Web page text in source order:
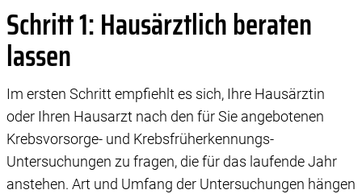
Schritt 1: Hausärztlich beraten
lassen
Im ersten Schritt empfiehlt es sich, Ihre Hausärztin
oder Ihren Hausarzt nach den für Sie angebotenen
Krebsvorsorge- und Krebsfrüherkennungs-
Untersuchungen zu fragen, die für das laufende Jahr
anstehen. Art und Umfang der Untersuchungen hängen